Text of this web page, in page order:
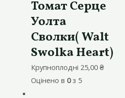
Томат Серце
Уолта
Сволки( Walt
Swolka Heart)
Крупноплодні 25,00 ₴
Оцінено в 0з 5